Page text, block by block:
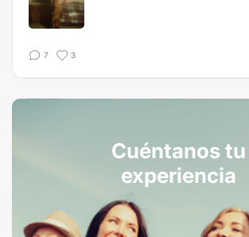
7 3
Cuéntanos tu
experiencia